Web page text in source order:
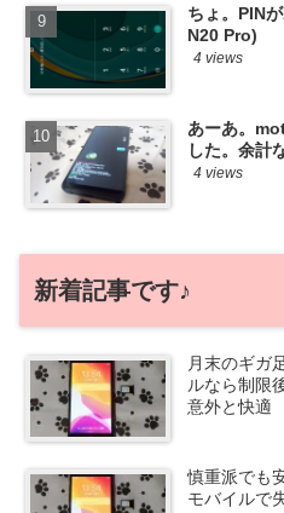
ちょ。PIN
N20 Pro)
4 views
あーあ。
した。余計
4 views
新着記事です♪
月末のギガ
ルなら制限
意外と快適
慎重派でも
モバイルで